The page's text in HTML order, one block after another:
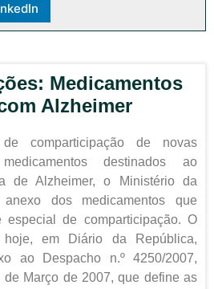
Medicamentos
Alzheimer
comparticipação de novas
destinados ao
de Alzheimer, o Ministério da
dos medicamentos que
especial de comparticipação. O
hoje, em Diário da República,
ao Despacho n.º 4250/2007,
Março de 2007, que define as